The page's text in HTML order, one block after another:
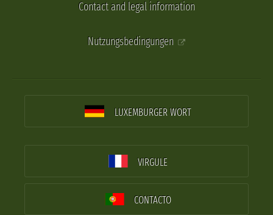
Contact and legal information
Nutzungsbedingungen
LUXEMBURGER WORT
VIRGULE
CONTACTO